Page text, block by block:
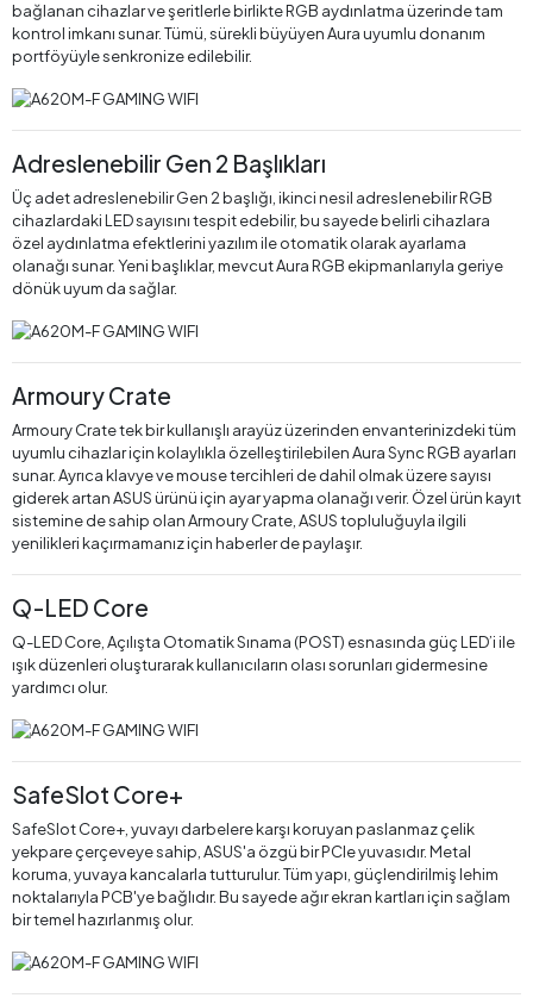
bağlanan cihazlar ve şeritlerle birlikte RGB aydınlatma üzerinde tam
kontrol imkanı sunar. Tümü, sürekli büyüyen Aura uyumlu donanım
portföyüyle senkronize edilebilir.
Adreslenebilir Gen 2 Başlıkları
Üç adet adreslenebilir Gen 2 başlığı, ikinci nesil adreslenebilir RGB
cihazlardaki LED sayısını tespit edebilir, bu sayede belirli cihazlara
özel aydınlatma efektlerini yazılım ile otomatik olarak ayarlama
olanağı sunar. Yeni başlıklar, mevcut Aura RGB ekipmanlarıyla geriye
dönük uyum da sağlar.
Armoury Crate
Armoury Crate tek bir kullanışlı arayüz üzerinden envanterinizdeki tüm
uyumlu cihazlar için kolaylıkla özelleştirilebilen Aura Sync RGB ayarları
sunar. Ayrıca klavye ve mouse tercihleri de dahil olmak üzere sayısı
giderek artan ASUS ürünü için ayar yapma olanağı verir. Özel ürün kayıt
sistemine de sahip olan Armoury Crate, ASUS topluluğuyla ilgili
yenilikleri kaçırmamanız için haberler de paylaşır.
Q-LED Core
Q-LED Core, Açılışta Otomatik Sınama (POST) esnasında güç LED’i ile
ışık düzenleri oluşturarak kullanıcıların olası sorunları gidermesine
yardımcı olur.
SafeSlot Core+
SafeSlot Core+, yuvayı darbelere karşı koruyan paslanmaz çelik
yekpare çerçeveye sahip, ASUS'a özgü bir PCIe yuvasıdır. Metal
koruma, yuvaya kancalarla tutturulur. Tüm yapı, güçlendirilmiş lehim
noktalarıyla PCB'ye bağlıdır. Bu sayede ağır ekran kartları için sağlam
bir temel hazırlanmış olur.